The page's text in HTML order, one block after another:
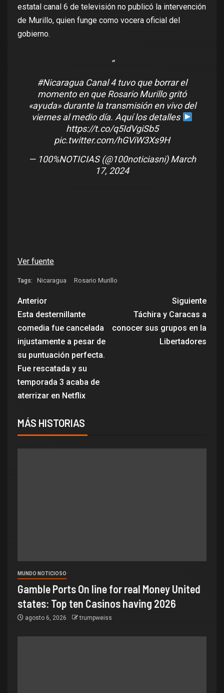
estatal canal 6 de televisión no publicó la intervención
de Murillo, quien funge como vocera oficial del
gobierno.
#NicaraguaCanal 4 tuvo que borrar el
momento en que Rosario Murillo gritó
«ayuda» durante la transmisión en vivo del
viernes al medio día. Aquí los detalles
https://t.co/q5IdVgiSb5
pic.twitter.com/hGViW3Xs9H
— 100%NOTICIAS (@100noticiasni)March
17, 2024
Ver fuente
Tags: Nicaragua Rosario Murillo
Anterior
Esta desternillante
comedia fue cancelada
injustamente a pesar de
su puntuación perfecta.
Fue rescatada y su
temporada 3 acaba de
aterrizar en Netflix
Siguiente
Táchira y Caracas a
conocer sus grupos en la
Libertadores
MÁS HISTORIAS
MUNDO NOTICIOSO
Gamble Ports On line for real Money United
states: Top ten Casinos having 2026
agosto 6, 2026 trumpweiss